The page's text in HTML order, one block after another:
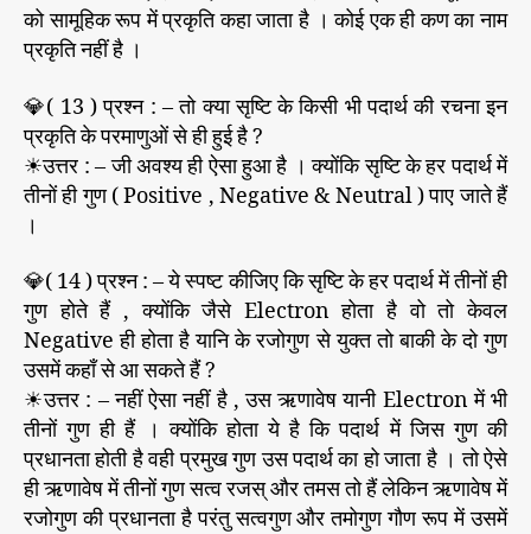
को सामूहिक रूप में प्रकृति कहा जाता है । कोई एक ही कण का नाम
प्रकृति नहीं है ।
💎( 13 ) प्रश्न : – तो क्या सृष्टि के किसी भी पदार्थ की रचना इन
प्रकृति के परमाणुओं से ही हुई है ?
☀उत्तर : – जी अवश्य ही ऐसा हुआ है । क्योंकि सृष्टि के हर पदार्थ में
तीनों ही गुण ( Positive , Negative & Neutral ) पाए जाते हैं
।
💎( 14 ) प्रश्न : – ये स्पष्ट कीजिए कि सृष्टि के हर पदार्थ में तीनों ही
गुण होते हैं , क्योंकि जैसे Electron होता है वो तो केवल
Negative ही होता है यानि के रजोगुण से युक्त तो बाकी के दो गुण
उसमें कहाँ से आ सकते हैं ?
☀उत्तर : – नहीं ऐसा नहीं है , उस ऋणावेष यानी Electron में भी
तीनों गुण ही हैं । क्योंकि होता ये है कि पदार्थ में जिस गुण की
प्रधानता होती है वही प्रमुख गुण उस पदार्थ का हो जाता है । तो ऐसे
ही ऋणावेष में तीनों गुण सत्व रजस् और तमस तो हैं लेकिन ऋणावेष में
रजोगुण की प्रधानता है परंतु सत्वगुण और तमोगुण गौण रूप में उसमें